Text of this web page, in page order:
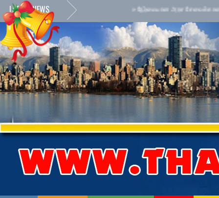
LATEST NEWS நேர்மையான அரச சேவைக்கான